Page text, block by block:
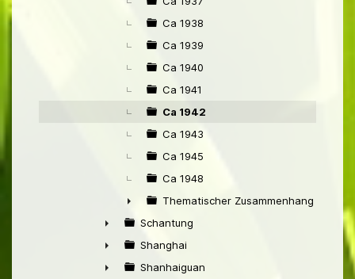
Ca 1938
Ca 1939
Ca 1940
Ca 1941
Ca 1942
Ca 1943
Ca 1945
Ca 1948
►
Thematischer Zusammenhang mit
►
Schantung
►
Shanghai
Shanhaiguan